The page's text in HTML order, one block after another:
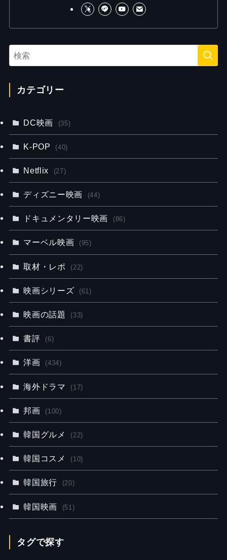
カテゴリー
DC映画 (35)
K-POP (40)
Netflix (27)
ディズニー映画 (44)
ドキュメンタリー映画 (86)
マーベル映画 (95)
取材・レポ (22)
映画シリーズ (61)
映画の話題 (33)
書評 (6)
洋画 (434)
海外ドラマ (17)
邦画 (100)
韓国グルメ (22)
韓国コスメ (10)
韓国旅行 (20)
韓国映画 (51)
タグで探す